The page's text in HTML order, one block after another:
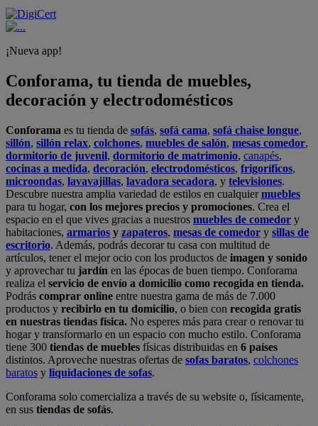
¡Nueva app!
Conforama, tu tienda de muebles,
decoración y electrodomésticos
Conforama es tu tienda de sofás, sofá cama, sofá chaise longue,
sillón, sillón relax, colchones, muebles de salón, mesas comedor,
dormitorio de juvenil, dormitorio de matrimonio, canapés,
cocinas a medida, decoración, electrodomésticos, frigoríficos,
microondas, lavavajillas, lavadora secadora, y televisiones.
Descubre nuestra amplia variedad de estilos en cualquiermuebles
para tu hogar, con los mejores precios y promociones. Crea el
espacio en el que vives gracias a nuestros muebles de comedor y
habitaciones, armarios y zapateros, mesas de comedor y sillas de
escritorio. Además, podrás decorar tu casa con multitud de
artículos, tener el mejor ocio con los productos de imagen y sonido
y aprovechar tu jardín en las épocas de buen tiempo. Conforama
realiza el servicio de envío a domicilio como recogida en tienda.
Podrás comprar online entre nuestra gama de más de 7.000
productos y recibirlo en tu domicilio, o bien con recogida gratis
en nuestras tiendas física. No esperes más para crear o renovar tu
hogar y transformarlo en un espacio con mucho estilo. Conforama
tiene 300 tiendas de muebles físicas distribuidas en 6 países
distintos. Aproveche nuestras ofertas de sofas baratos, colchones
baratos y liquidaciones de sofas.
Conforama solo comercializa a través de su website o, físicamente,
en sus tiendas de sofás.